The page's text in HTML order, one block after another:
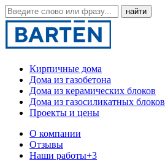
Кирпичные дома
Дома из газобетона
Дома из керамических блоков
Дома из газосиликатных блоков
Проекты и цены
О компании
Отзывы
Наши работы+3